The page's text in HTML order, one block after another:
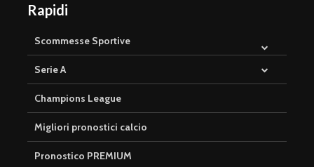
Rapidi
Scommesse Sportive
Serie A
Champions League
Migliori pronostici calcio
Pronostico PREMIUM